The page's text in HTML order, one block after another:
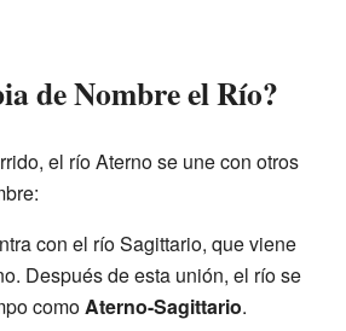
de Nombre el Río?
el río Aterno se une con otros
con el río Sagittario, que viene
Después de esta unión, el río se
comoAterno-Sagittario.